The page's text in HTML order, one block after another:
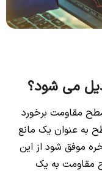
می شود؟
مقاومت برخورد
به عنوان یک مانع
موفق شود از این
مقاومت به یک